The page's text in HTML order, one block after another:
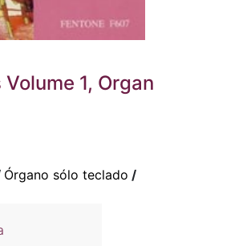
1, Organ
Órgano sólo teclado /